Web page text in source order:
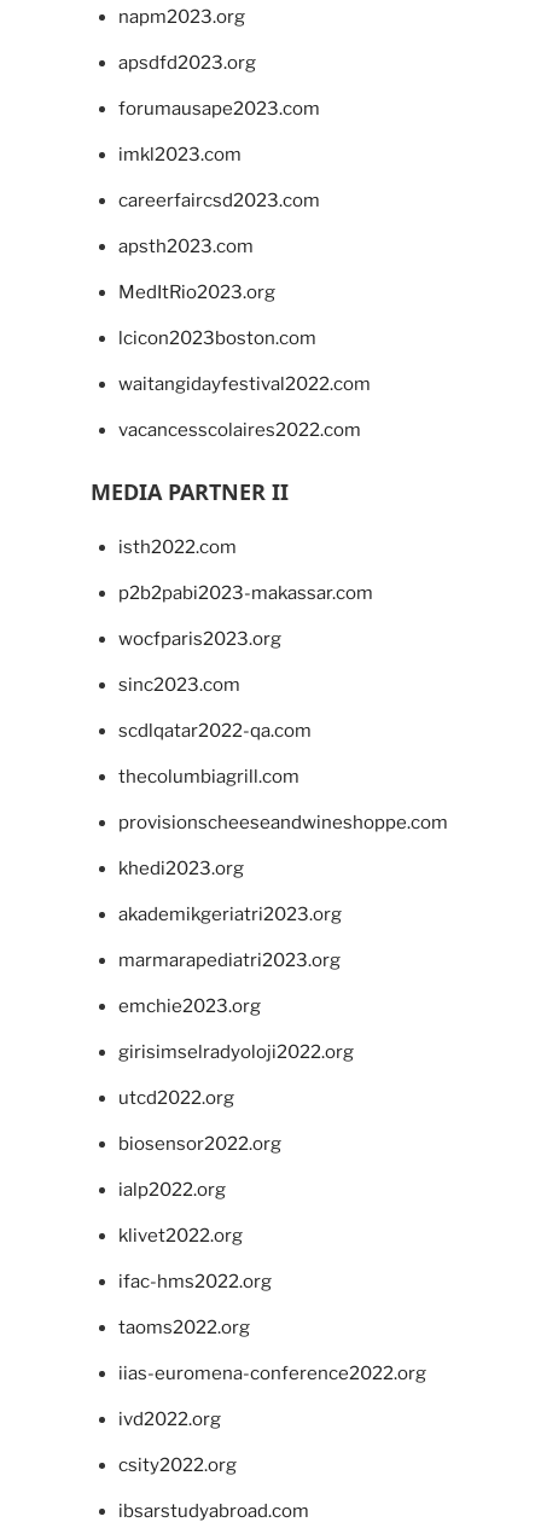
napm2023.org
apsdfd2023.org
forumausape2023.com
imkl2023.com
careerfaircsd2023.com
apsth2023.com
MedItRio2023.org
lcicon2023boston.com
waitangidayfestival2022.com
vacancesscolaires2022.com
MEDIA PARTNER II
isth2022.com
p2b2pabi2023-makassar.com
wocfparis2023.org
sinc2023.com
scdlqatar2022-qa.com
thecolumbiagrill.com
provisionscheeseandwineshoppe.com
khedi2023.org
akademikgeriatri2023.org
marmarapediatri2023.org
emchie2023.org
girisimselradyoloji2022.org
utcd2022.org
biosensor2022.org
ialp2022.org
klivet2022.org
ifac-hms2022.org
taoms2022.org
iias-euromena-conference2022.org
ivd2022.org
csity2022.org
ibsarstudyabroad.com